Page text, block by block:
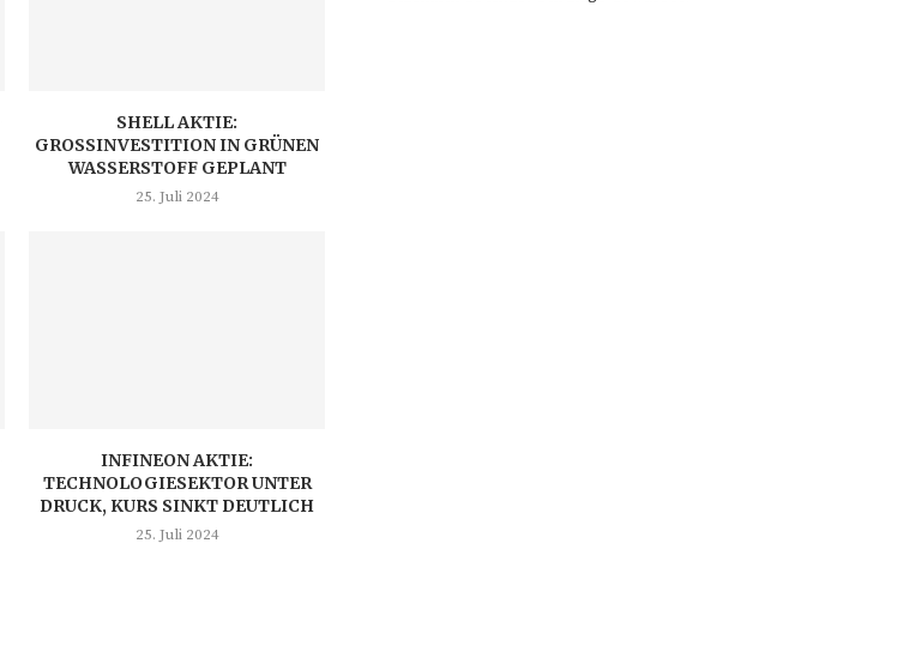
SHELL AKTIE:
GROSSINVESTITION IN GRÜNEN W
ASSERSTOFF GEPLANT
25. Juli 2024
INFINEON AKTIE:
TECHNOLOGIESEKTOR UNTER
DRUCK, KURS SINKT DEUTLICH
25. Juli 2024